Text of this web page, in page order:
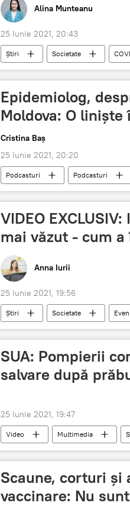
Alina Munteanu
25 Iunie 2021, 20:43
Știri Societate
Epidemiolog,
Moldova: O
Cristina Baș
25 Iunie 2021, 20:20
Podcasturi
Podcasturi
epidemiologi
COVID-19
VIDEO
mai văzut - cum
Anna Iurii
25 Iunie 2021, 19:56
Știri Societate
SUA: Pompierii
salvare după
25 Iunie 2021, 19:47
Video Multimedia
prăbușit
Scaune, corturi și
vaccinare: Nu